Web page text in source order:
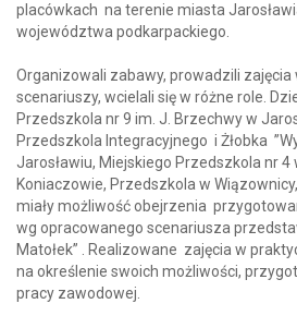
placówkach na terenie miasta
województwa podkarpackiego.
Organizowali zabawy, prowadzili zajęcia
scenariuszy, wcielali się w różne role.
Przedszkola nr 9 im. J. Brzechwy w
Przedszkola Integracyjnego i Żłobka
Jarosławiu, Miejskiego Przedszkola nr 4
Koniaczowie, Przedszkola w
miały możliwość obejrzenia
wg opracowanego scenariusza
Matołek” . Realizowane zajęcia w
na określenie swoich możliwości,
pracy zawodowej.